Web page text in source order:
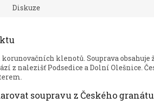
Diskuze
klenotů. Souprava obsahuje
z nalezišť Podsedice a Dolní Olešnice.
soupravu z Českého granátu